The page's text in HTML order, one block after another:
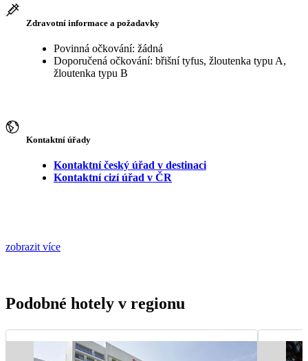
Zdravotní informace a požadavky
Povinná očkování: žádná
Doporučená očkování: břišní tyfus, žloutenka typu A,
žloutenka typu B
Kontaktní úřady
Kontaktní český úřad v destinaci
Kontaktní cizí úřad v ČR
zobrazit více
Podobné hotely v regionu